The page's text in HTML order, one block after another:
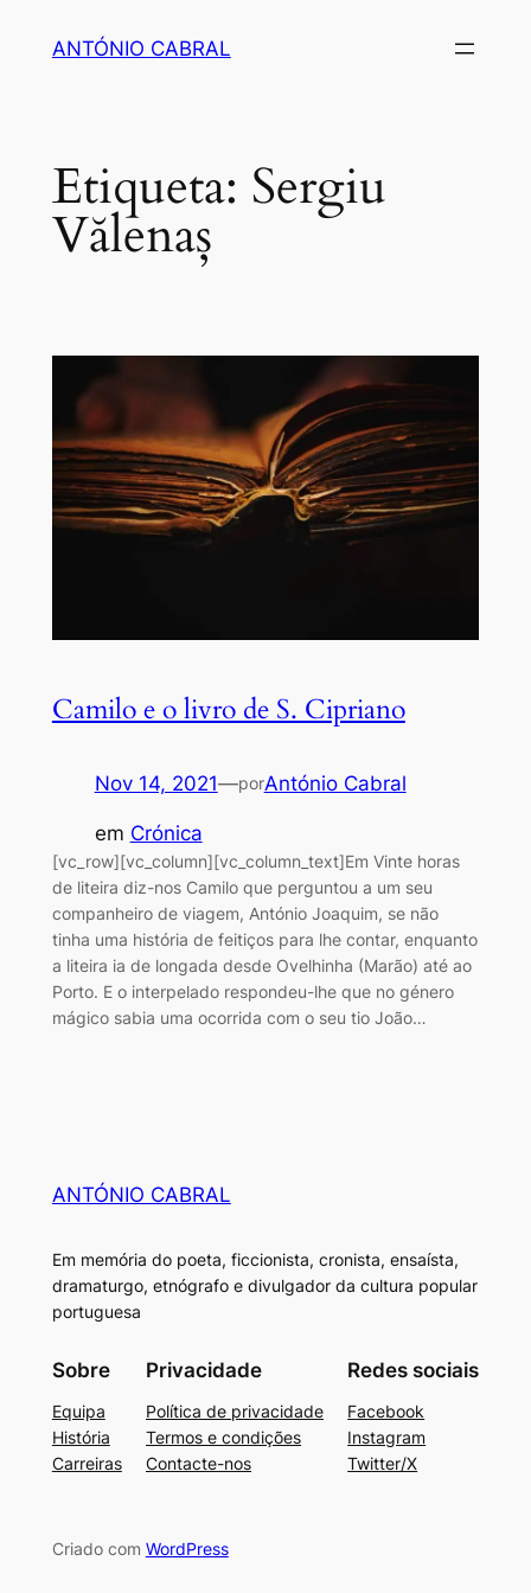
ANTÓNIO CABRAL
Etiqueta: Sergiu
Vălenaș
Camilo e o livro de S. Cipriano
Nov 14, 2021—porAntónio Cabral
em Crónica
[vc_row][vc_column][vc_column_text]Em Vinte horas
de liteira diz-nos Camilo que perguntou a um seu
companheiro de viagem, António Joaquim, se não
tinha uma história de feitiços para lhe contar, enquanto
a liteira ia de longada desde Ovelhinha (Marão) até ao
Porto. E o interpelado respondeu-lhe que no género
mágico sabia uma ocorrida com o seu tio João…
ANTÓNIO CABRAL
Em memória do poeta, ficcionista, cronista, ensaísta,
dramaturgo, etnógrafo e divulgador da cultura popular
portuguesa
Sobre
Equipa
História
Carreiras
Privacidade
Política de privacidade
Termos e condições
Contacte-nos
Redes sociais
Facebook
Instagram
Twitter/X
Criado com WordPress